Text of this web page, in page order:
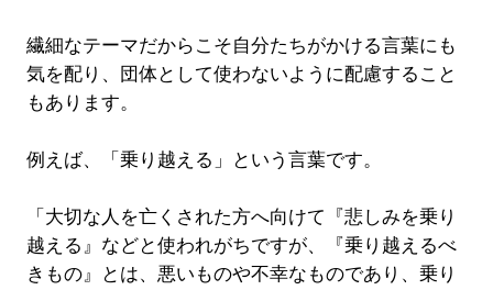
繊細なテーマだからこそ自分たちがかける言葉にも
気を配り、団体として使わないように配慮すること
もあります。
例えば、「乗り越える」という言葉です。
「大切な人を亡くされた方へ向けて『悲しみを乗り
越える』などと使われがちですが、『乗り越えるべ
きもの』とは、悪いものや不幸なものであり、乗り